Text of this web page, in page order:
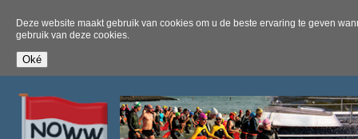
Deze website maakt gebruik van cookies om u de beste ervaring te geven
gebruik van deze cookies.